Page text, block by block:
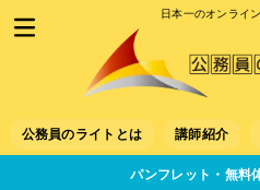
日本一のオンライ
公務員のライトとは 講師紹介
パンフレット・無料